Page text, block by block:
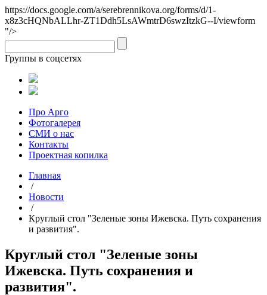
https://docs.google.com/a/serebrennikova.org/forms/d/1-
x8z3cHQNbALLhr-ZT1Ddh5LsAWmtrD6swzItzkG--I/viewform
"/>
Группы в соцсетях
Про Арго
Фотогалерея
СМИ о нас
Контакты
Проектная копилка
Главная
/
Новости
/
Круглый стол "Зеленые зоны Ижевска. Путь сохранения
и развития".
Круглый стол "Зеленые зоны
Ижевска. Путь сохранения и
развития".